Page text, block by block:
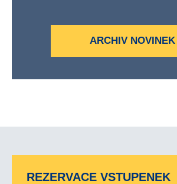
ARCHIV NOVINEK
REZERVACE VSTUPENEK